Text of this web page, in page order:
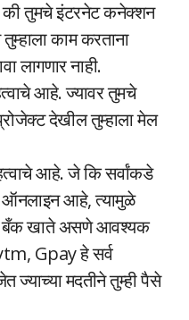
की तुमचे इंटरनेट कनेक्शन
काम करताना
लागणार नाही.
आहे. ज्यावर तुमचे
देखील तुम्हाला मेल
आहे. जे कि सर्वांकडे
ऑनलाइन आहे, त्यामुळे
बँक खाते असणे आवश्यक
Gpay हे सर्व
मदतीने तुम्ही पैसे